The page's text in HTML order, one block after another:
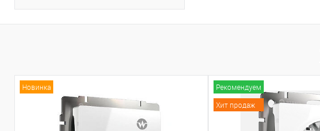
Новинка
Рекомендуем
Хит продаж